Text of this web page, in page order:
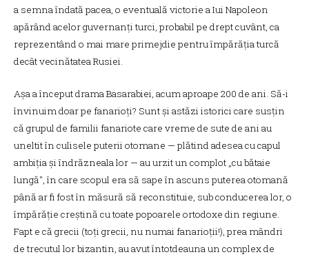
a semna îndată pacea, o eventuală victorie a Iui Napoleon
apărând acelor guvernanți turci, probabil pe drept cuvânt, ca
reprezentând o mai mare primejdie pentru împărăția turcă
decât vecinătatea Rusiei.
Așa a început drama Basarabiei, acum aproape 200 de ani. Să-i
învinuim doar pe fanarioți? Sunt și astăzi istorici care susțin
că grupul de familii fanariote care vreme de sute de ani au
uneltit în culisele puterii otomane — plătind adesea cu capul
ambiția și îndrăzneala lor — au urzit un complot „cu bătaie
lungă", în care scopul era să sape în ascuns puterea otomană
până ar fi fost în măsură să reconstituie, sub conducerea lor, o
împărăție creștină cu toate popoarele ortodoxe din regiune.
Fapt e că grecii (toți grecii, nu numai fanarioții!), prea mândri
de trecutul lor bizantin, au avut întotdeauna un complex de